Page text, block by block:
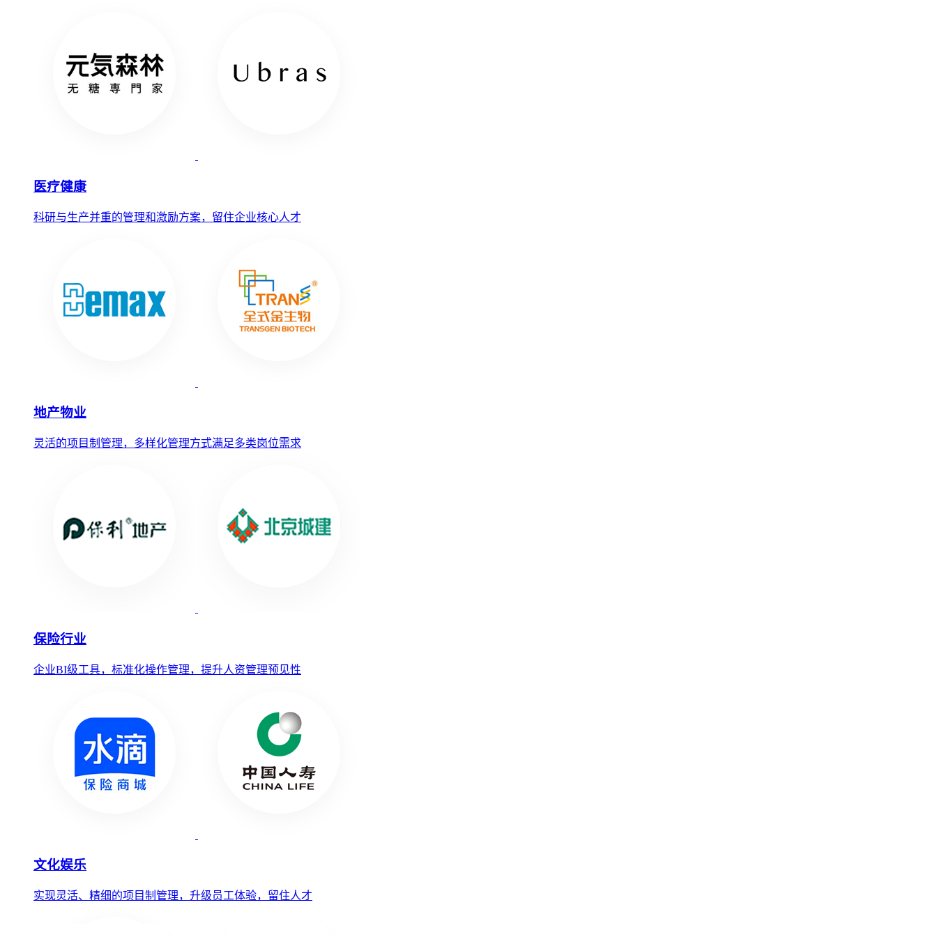
医疗健康
科研与生产并重的管理和激励方案，留住企业核心人才
地产物业
灵活的项目制管理，多样化管理方式满足多类岗位需求
保险行业
企业BI级工具，标准化操作管理，提升人资管理预见性
文化娱乐
实现灵活、精细的项目制管理，升级员工体验，留住人才